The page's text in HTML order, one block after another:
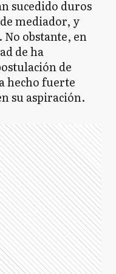
sucedido duros
mediador, y
obstante, en
de ha
de
hecho fuerte
su aspiración.